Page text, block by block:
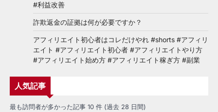
#利益改善
詐欺返金の証拠は何が必要ですか？
アフィリエイト初心者はコレだけやれ #shorts #アフィリ
エイト #アフィリエイト初心者 #アフィリエイトやり方
#アフィリエイト始め方 #アフィリエイト稼ぎ方 #副業
人気記事
最も訪問者が多かった記事 10 件 (過去 28 日間)